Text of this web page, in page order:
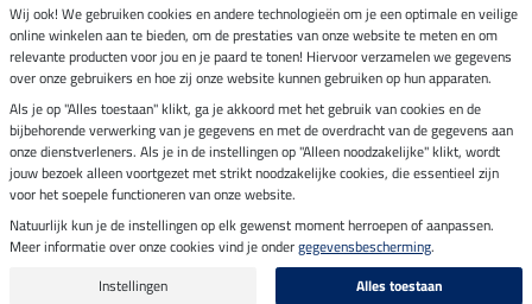
Verzending per
Veilig betalen met
Impressum
Laatste update op 08.08.2026 om 14:33 uur
Alle prijzen in euro's, incl. BTW, excl. verzendkosten.
Wij ook! We gebruiken cookies en andere technologieën om je een optimale en veilige
online winkelen aan te bieden, om de prestaties van onze website te meten en om
relevante producten voor jou en je paard te tonen! Hiervoor verzamelen we gegevens
over onze gebruikers en hoe zij onze website kunnen gebruiken op hun apparaten.
Als je op "Alles toestaan" klikt, ga je akkoord met het gebruik van cookies en de
bijbehorende verwerking van je gegevens en met de overdracht van de gegevens aan
onze dienstverleners. Als je in de instellingen op "Alleen noodzakelijke" klikt, wordt
jouw bezoek alleen voortgezet met strikt noodzakelijke cookies, die essentieel zijn
voor het soepele functioneren van onze website.
Natuurlijk kun je de instellingen op elk gewenst moment herroepen of aanpassen.
Meer informatie over onze cookies vind je ondergegevensbescherming.
Instellingen
Alles toestaan